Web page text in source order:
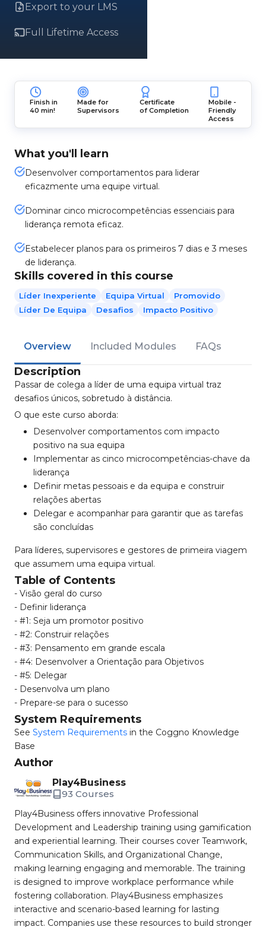
Export to your LMS
Full Lifetime Access
Finish in
40 min!
Made for
Supervisors
Certificate
of Completion
Mobile -
Friendly
Access
What you'll learn
Desenvolver comportamentos para liderar
eficazmente uma equipe virtual.
Dominar cinco microcompetências essenciais para
liderança remota eficaz.
Estabelecer planos para os primeiros 7 dias e 3 meses
de liderança.
Skills covered in this course
Líder Inexperiente Equipa Virtual
Promovido
Líder De Equipa
Desafios Impacto Positivo
Overview Included Modules FAQs
Description
Passar de colega a líder de uma equipa virtual traz
desafios únicos, sobretudo à distância.
O que este curso aborda:
Desenvolver comportamentos com impacto
positivo na sua equipa
Implementar as cinco microcompetências-chave da
liderança
Definir metas pessoais e da equipa e construir
relações abertas
Delegar e acompanhar para garantir que as tarefas
são concluídas
Para líderes, supervisores e gestores de primeira viagem
que assumem uma equipa virtual.
Table of Contents
- Visão geral do curso
- Definir liderança
- #1: Seja um promotor positivo
- #2: Construir relações
- #3: Pensamento em grande escala
- #4: Desenvolver a Orientação para Objetivos
- #5: Delegar
- Desenvolva um plano
- Prepare-se para o sucesso
System Requirements
See System Requirements in the Coggno Knowledge
Base
Author
Play4Business
93 Courses
Play4Business offers innovative Professional
Development and Leadership training using gamification
and experiential learning. Their courses cover Teamwork,
Communication Skills, and Organizational Change,
making learning engaging and memorable. The training
is designed to improve workplace performance while
fostering collaboration. Play4Business emphasizes
interactive and scenario-based learning for lasting
impact. Companies use these resources to build stronger